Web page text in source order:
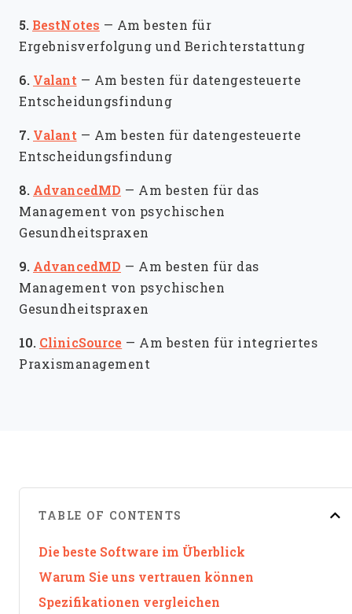
5. BestNotes — Am besten für
Ergebnisverfolgung und Berichterstattung
6. Valant — Am besten für datengesteuerte
Entscheidungsfindung
7. Valant — Am besten für datengesteuerte
Entscheidungsfindung
8. AdvancedMD — Am besten für das
Management von psychischen
Gesundheitspraxen
9. AdvancedMD — Am besten für das
Management von psychischen
Gesundheitspraxen
10. ClinicSource — Am besten für integriertes
Praxismanagement
TABLE OF CONTENTS
Die beste Software im Überblick
Warum Sie uns vertrauen können
Spezifikationen vergleichen